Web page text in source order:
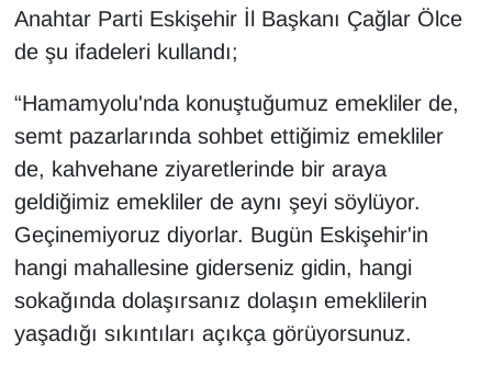
Anahtar Parti Eskişehir İl Başkanı Çağlar Ölce
de şu ifadeleri kullandı;
“Hamamyolu'nda konuştuğumuz emekliler de,
semt pazarlarında sohbet ettiğimiz emekliler
de, kahvehane ziyaretlerinde bir araya
geldiğimiz emekliler de aynı şeyi söylüyor.
Geçinemiyoruz diyorlar. Bugün Eskişehir'in
hangi mahallesine giderseniz gidin, hangi
sokağında dolaşırsanız dolaşın emeklilerin
yaşadığı sıkıntıları açıkça görüyorsunuz.